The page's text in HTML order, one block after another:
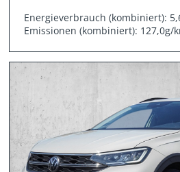
Energieverbrauch (kombiniert):
Emissionen (kombiniert): 127,0g/